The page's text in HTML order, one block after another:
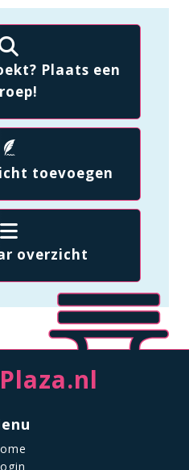
Plaats een
toevoegen
overzicht